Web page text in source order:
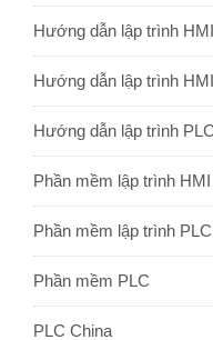
Hướng dẫn lập trình HMI
Hướng dẫn lập trình
Hướng dẫn lập trình PLC
Phần mềm lập trình HMI
Phần mềm lập trình PLC
Phần mềm PLC
PLC China